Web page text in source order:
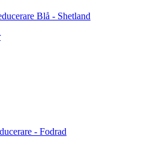
Blå - Shetland
- Fodrad